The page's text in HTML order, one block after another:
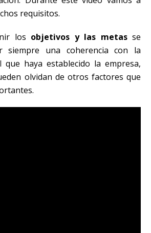
requisitos.
los objetivos y las metasse
siempre una coherencia con la
que haya establecido la empresa,
olvidan de otros factores que